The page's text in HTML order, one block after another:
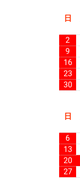
日
2
9
16
23
30
日
6
13
20
27